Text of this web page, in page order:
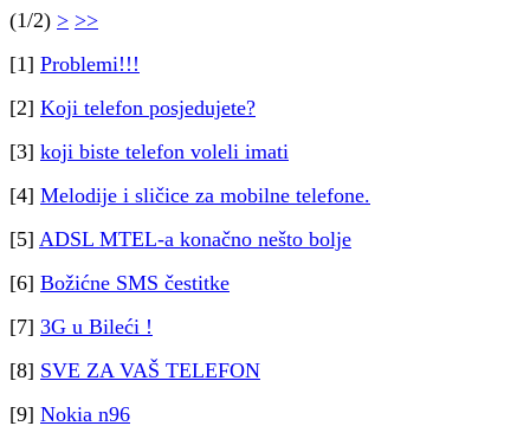
(1/2) > >>
[1] Problemi!!!
[2] Koji telefon posjedujete?
[3] koji biste telefon voleli imati
[4] Melodije i sličice za mobilne telefone.
[5] ADSL MTEL-a konačno nešto bolje
[6] Božićne SMS čestitke
[7] 3G u Bileći !
[8] SVE ZA VAŠ TELEFON
[9] Nokia n96